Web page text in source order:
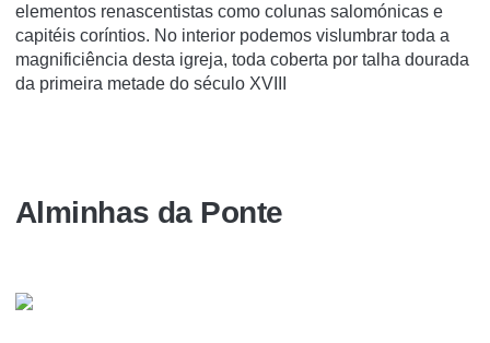
elementos renascentistas como colunas salomónicas e
capitéis corí­ntios. No interior podemos vislumbrar toda a
magnificiência desta igreja, toda coberta por talha dourada
da primeira metade do século XVIII
Alminhas da Ponte